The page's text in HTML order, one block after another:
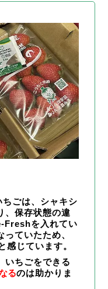
ごは、シャキシ
、保存状態の違
Freshを入れてい
ていたため、
感じています。
いちごをできる
るのは助かりま